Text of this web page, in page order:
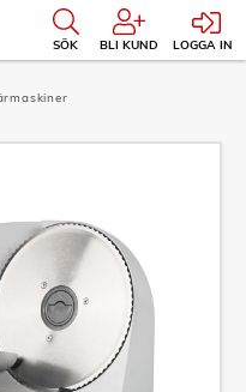
SÖK BLI KUND LOGGA IN